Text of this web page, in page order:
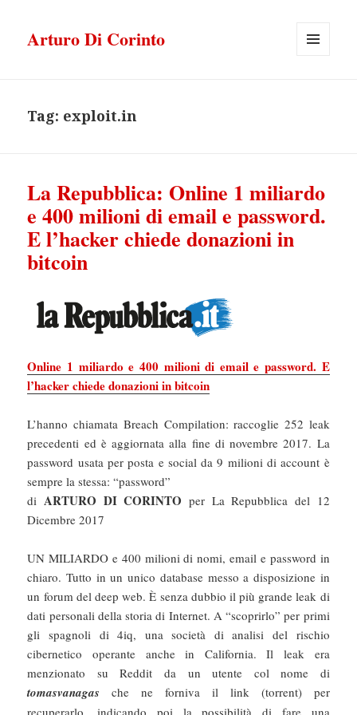
Arturo Di Corinto
Tag: exploit.in
La Repubblica: Online 1 miliardo
e 400 milioni di email e password.
E l’hacker chiede donazioni in
bitcoin
Online 1 miliardo e 400 milioni di email e password. E
l’hacker chiede donazioni in bitcoin
L’hanno chiamata Breach Compilation: raccoglie 252 leak
precedenti ed è aggiornata alla fine di novembre 2017. La
password usata per posta e social da 9 milioni di account è
sempre la stessa: “password”
diARTURO DI CORINTO per La Repubblica del 12
Dicembre 2017
UN MILIARDO e 400 milioni di nomi, email e password in
chiaro. Tutto in un unico database messo a disposizione in
un forum del deep web. È senza dubbio il più grande leak di
dati personali della storia di Internet. A “scoprirlo” per primi
gli spagnoli di 4iq, una società di analisi del rischio
cibernetico operante anche in California. Il leak era
menzionato su Reddit da un utente col nome di
tomasvanagas che ne forniva il link (torrent) per